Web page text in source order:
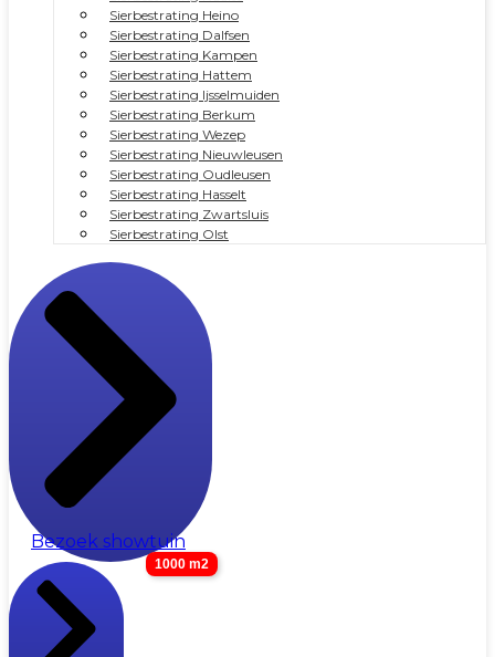
Sierbestrating Heino
Sierbestrating Dalfsen
Sierbestrating Kampen
Sierbestrating Hattem
Sierbestrating Ijsselmuiden
Sierbestrating Berkum
Sierbestrating Wezep
Sierbestrating Nieuwleusen
Sierbestrating Oudleusen
Sierbestrating Hasselt
Sierbestrating Zwartsluis
Sierbestrating Olst
Bezoek showtuin
1000 m2